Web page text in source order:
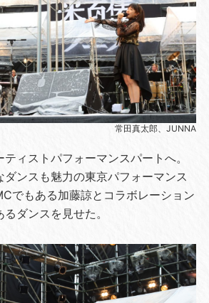
常田真太郎、JUNNA
ィストパフォーマンスパートへ。
ダンスも魅力の東京パフォーマンス
でもある加藤諒とコラボレーション
ダンスを見せた。